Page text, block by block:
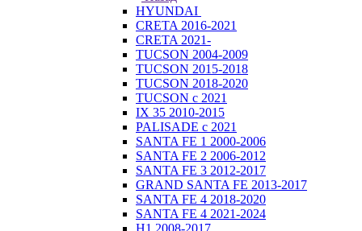
HYUNDAI
CRETA 2016-2021
CRETA 2021-
TUCSON 2004-2009
TUCSON 2015-2018
TUCSON 2018-2020
TUCSON с 2021
IX 35 2010-2015
PALISADE с 2021
SANTA FE 1 2000-2006
SANTA FE 2 2006-2012
SANTA FE 3 2012-2017
GRAND SANTA FE 2013-2017
SANTA FE 4 2018-2020
SANTA FE 4 2021-2024
H1 2008-2017